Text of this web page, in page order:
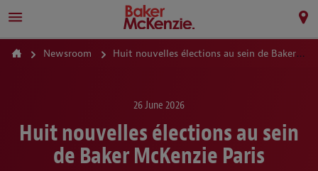
Newsroom Huit nouvelles élections au sein de Baker McKenzie Paris
26 June 2026
Huit nouvelles élections au sein
de Baker McKenzie Paris